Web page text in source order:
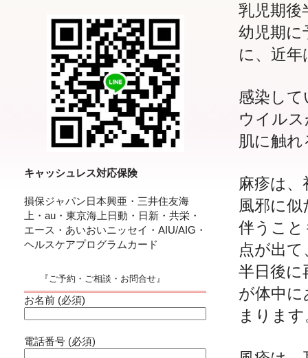
乳児期後
幼児期に
に、近
感染し
ウイル
肌に触
麻疹は
風邪に
伴うこと
点が出
半日後に
が体中
まります
キャッシュレス対応保険
損保ジャパン日本興亜・三井住友海
上・au・東京海上日動・日新・共栄・
エース・あいおいニッセイ・AIU/AIG・
ヘルスケアプログラムカード
『ご予約・ご相談・お問合せ』
お名前 (必須)
電話番号 (必須)